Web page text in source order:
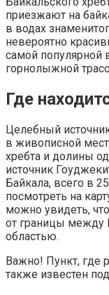
приезжают на
в водах
невероятно
самой популярной
горнолыжной
Где
Целебный
в живописной
хребта и долины
источник
Байкала, всего в
посмотреть на
можно увидеть,
от границы между
областью.
Важно! Пункт, где
также известен